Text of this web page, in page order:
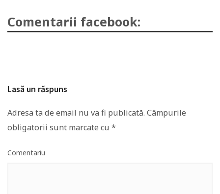
Comentarii facebook:
Lasă un răspuns
Adresa ta de email nu va fi publicată. Câmpurile
obligatorii sunt marcate cu *
Comentariu